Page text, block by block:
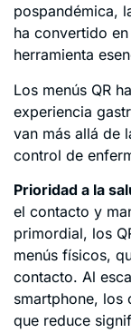
pospandémica,
ha convertido en
herramienta
Los menús QR
experiencia
van más allá de
control de
Prioridad a la
el contacto y
primordial, los
menús físicos,
contacto. Al
smartphone, los
que reduce